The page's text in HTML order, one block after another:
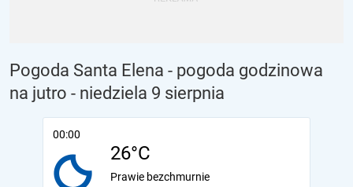
Pogoda Santa Elena - pogoda godzinowa
na jutro - niedziela 9 sierpnia
00:00
26°C
Prawie bezchmurnie